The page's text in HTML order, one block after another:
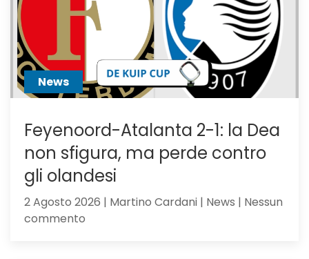
News
Feyenoord-Atalanta 2-1: la Dea
non sfigura, ma perde contro
gli olandesi
2 Agosto 2026 | Martino Cardani | News | Nessun
commento